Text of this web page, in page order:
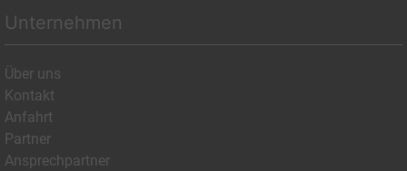
Unternehmen
Über uns
Kontakt
Anfahrt
Partner
Ansprechpartner